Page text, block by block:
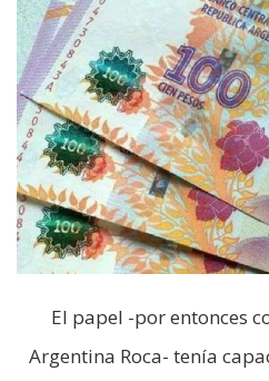
El papel -por entonces
Argentina Roca- tenía